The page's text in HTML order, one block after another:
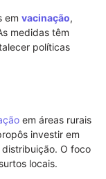
em vacinação,
medidas têm
políticas
em áreas rurais
investir em
O foco
locais.